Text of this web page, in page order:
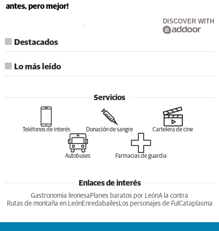
antes, pero mejor!
DISCOVER WITH
Destacados
Lo más leído
Servicios
Teléfonos de interés Donación de sangre Cartelera de cine
Autobuses Farmacias de guardia
Enlaces de interés
Gastronomia leonesa Planes baratos por LeónA la contra
Rutas de montaña en LeónEnredabailesLos personajes de Ful Cataplasma